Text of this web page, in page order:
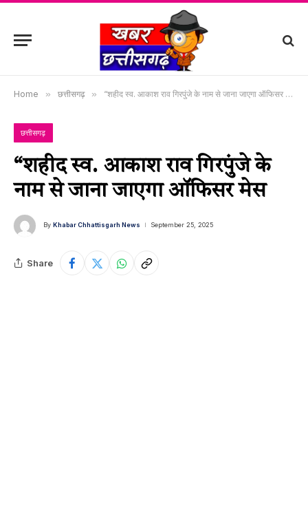
Home » छत्तीसगढ़ » “शहीद स्व. आकाश राव गिरपुंजे के नाम से जाना जाएगा ऑफिसर मेस
छत्तीसगढ़
“शहीद स्व. आकाश राव गिरपुंजे के
नाम से जाना जाएगा ऑफिसर मेस
By Khabar Chhattisgarh News September 25, 2025
Share